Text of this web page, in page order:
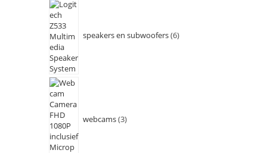
speakers en subwoofers 6
webcams 3